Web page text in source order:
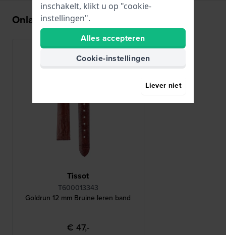
Onlangs bekeken
Tissot
T600013343
Goldrun 12 mm Bruine leren band
€ 47,-
inschakelt, klikt u op "cookie-
instellingen".
Alles accepteren
Cookie-instellingen
Liever niet